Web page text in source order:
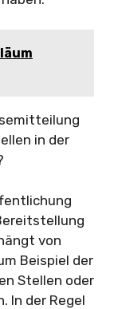
in der
von
Beispiel der
Stellen oder
In der Regel